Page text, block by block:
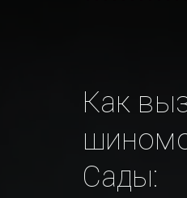
Как
Сады: